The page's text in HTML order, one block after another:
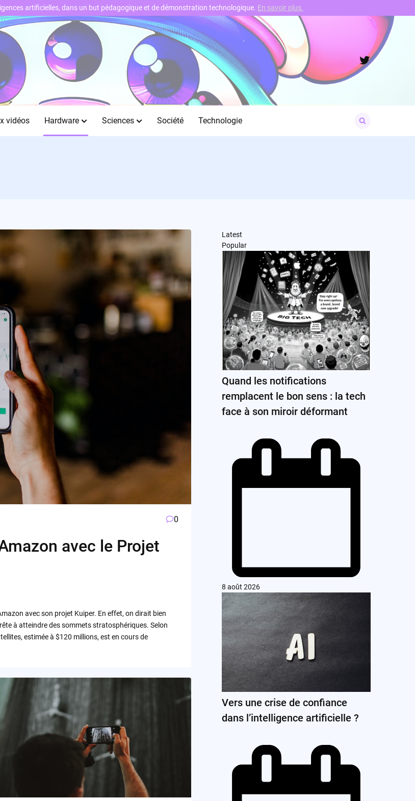
Twitter
vidéos Hardware Sciences Société Technologie
for:
0
avec le Projet
avec son projet Kuiper. En effet, on dirait bien
à atteindre des sommets stratosphériques. Selon
estimée à $120 millions, est en cours de
Latest
Popular
Quand les notifications
remplacent le bon sens : la tech
face à son miroir déformant
8 août 2026
Vers une crise de confiance
dans l’intelligence artificielle ?
artificielles, dans un but pédagogique et de démonstration technologique. En savoir plus.